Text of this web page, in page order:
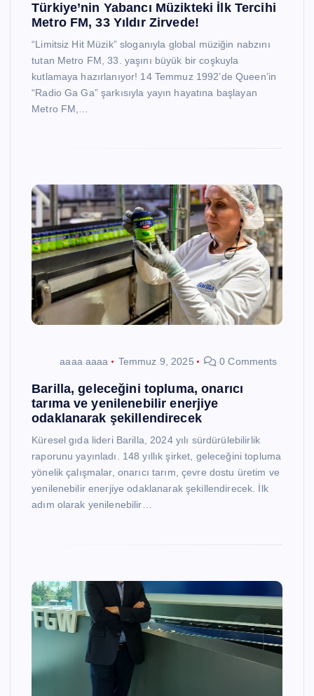
Türkiye’nin Yabancı Müzikteki İlk Tercihi
Metro FM, 33 Yıldır Zirvede!
“Limitsiz Hit Müzik” sloganıyla global müziğin nabzını
tutan Metro FM, 33. yaşını büyük bir coşkuyla
kutlamaya hazırlanıyor! 14 Temmuz 1992’de Queen’in
“Radio Ga Ga” şarkısıyla yayın hayatına başlayan
Metro FM,…
aaaa aaaa Temmuz 9, 2025 0 Comments
Barilla, geleceğini topluma, onarıcı
tarıma ve yenilenebilir enerjiye
odaklanarak şekillendirecek
Küresel gıda lideri Barilla, 2024 yılı sürdürülebilirlik
raporunu yayınladı. 148 yıllık şirket, geleceğini topluma
yönelik çalışmalar, onarıcı tarım, çevre dostu üretim ve
yenilenebilir enerjiye odaklanarak şekillendirecek. İlk
adım olarak yenilenebilir…